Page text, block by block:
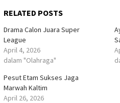
RELATED POSTS
Drama Calon Juara Super
League
April 4, 2026
dalam "Olahraga"
Pesut Etam Sukses Jaga
Marwah Kaltim
April 26, 2026